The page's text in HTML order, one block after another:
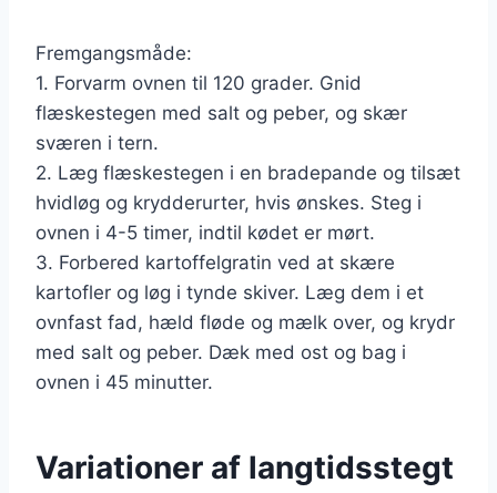
Fremgangsmåde:
1. Forvarm ovnen til 120 grader. Gnid
flæskestegen med salt og peber, og skær
sværen i tern.
2. Læg flæskestegen i en bradepande og tilsæt
hvidløg og krydderurter, hvis ønskes. Steg i
ovnen i 4-5 timer, indtil kødet er mørt.
3. Forbered kartoffelgratin ved at skære
kartofler og løg i tynde skiver. Læg dem i et
ovnfast fad, hæld fløde og mælk over, og krydr
med salt og peber. Dæk med ost og bag i
ovnen i 45 minutter.
Variationer af langtidsstegt